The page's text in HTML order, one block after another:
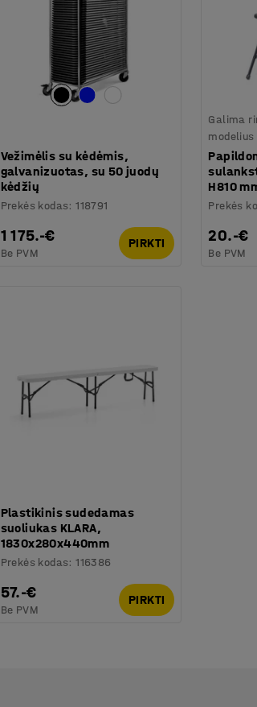
Vežimėlis su kėdėmis,
galvanizuotas, su 50 juodų
kėdžių
Prekės kodas:118791
1 175.-€
Be PVM
PIRKTI
Galima
modelius
H810
Prekės
20.-€
Be PVM
Plastikinis sudedamas
suoliukas KLARA,
1830x280x440mm
Prekės kodas:116386
57.-€
Be PVM
PIRKTI